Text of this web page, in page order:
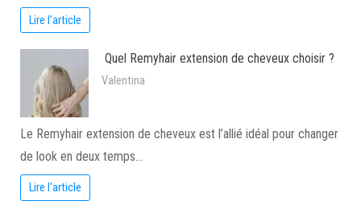
Lire l'article
Quel Remyhair extension de cheveux choisir ?
Valentina
Le Remyhair extension de cheveux est l’allié idéal pour changer
de look en deux temps…
Lire l'article